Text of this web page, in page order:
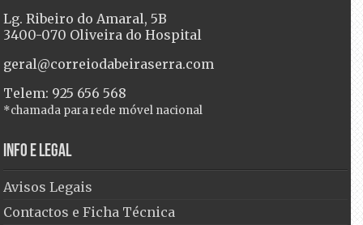
Lg. Ribeiro do Amaral, 5B
3400-070 Oliveira do Hospital
geral@correiodabeiraserra.com
Telem: 925 656 568
*chamada para rede móvel nacional
Info e Legal
Avisos Legais
Contactos e Ficha Técnica